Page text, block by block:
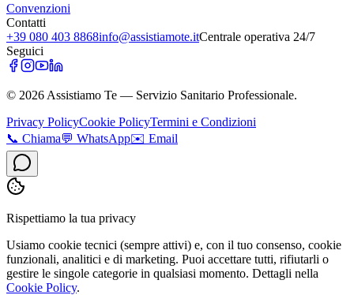
Convenzioni
Contatti
+39 080 403 8868info@assistiamote.itCentrale operativa 24/7
Seguici
© 2026 Assistiamo Te — Servizio Sanitario Professionale.
Privacy PolicyCookie PolicyTermini e Condizioni
📞 Chiama💬 WhatsApp✉️ Email
Rispettiamo la tua privacy
Usiamo cookie tecnici (sempre attivi) e, con il tuo consenso, cookie
funzionali, analitici e di marketing. Puoi accettare tutti, rifiutarli o
gestire le singole categorie in qualsiasi momento. Dettagli nella
Cookie Policy.